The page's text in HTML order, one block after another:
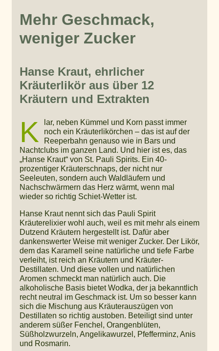
Mehr Geschmack,
weniger Zucker
Hanse Kraut, ehrlicher
Kräuterlikör aus über 12
Kräutern und Extrakten
K
lar, neben Kümmel und Korn passt immer
noch ein Kräuterlikörchen – das ist auf der
Reeperbahn genauso wie in Bars und
Nachtclubs im ganzen Land. Und hier ist es, das
„Hanse Kraut“ von St. Pauli Spirits. Ein 40-
prozentiger Kräuterschnaps, der nicht nur
Seeleuten, sondern auch Waldläufern und
Nachschwärmern das Herz wärmt, wenn mal
wieder so richtig Schiet-Wetter ist.
Hanse Kraut nennt sich das Pauli Spirit
Kräuterelixier wohl auch, weil es mit mehr als einem
Dutzend Kräutern hergestellt ist. Dafür aber
dankenswerter Weise mit weniger Zucker. Der Likör,
dem das Karamell seine natürliche und tiefe Farbe
verleiht, ist reich an Kräutern und Kräuter-
Destillaten. Und diese vollen und natürlichen
Aromen schmeckt man natürlich auch. Die
alkoholische Basis bietet Wodka, der ja bekanntlich
recht neutral im Geschmack ist. Um so besser kann
sich die Mischung aus Kräuterauszügen von
Destillaten so richtig austoben. Beteiligt sind unter
anderem süßer Fenchel, Orangenblüten,
Süßholzwurzeln, Angelikawurzel, Pfefferminz, Anis
und Rosmarin.